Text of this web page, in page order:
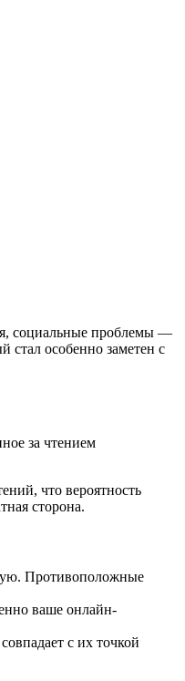
социальные проблемы —
стал особенно заметен с
за чтением
что вероятность
сторона.
Противоположные
ваше онлайн-
с их точкой